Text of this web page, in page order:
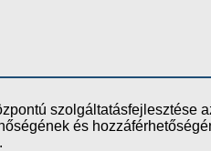
szolgáltatásfejlesztése
és